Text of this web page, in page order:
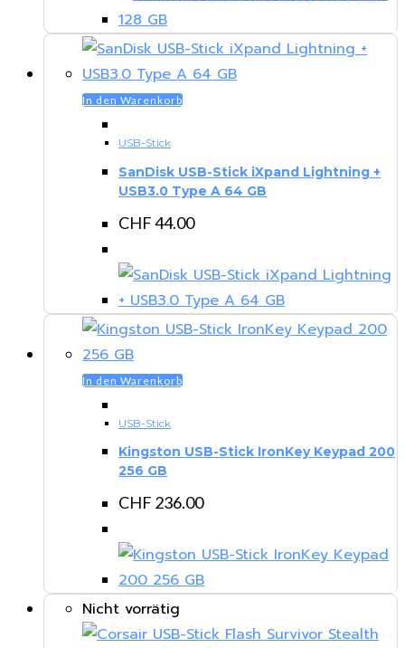
In den Warenkorb
USB-Stick
SanDisk USB-Stick iXpand Lightning +
USB3.0 Type A 64 GB
CHF44.00
In den Warenkorb
USB-Stick
Kingston USB-Stick IronKey Keypad 200
256 GB
CHF 236.00
Nicht vorrätig